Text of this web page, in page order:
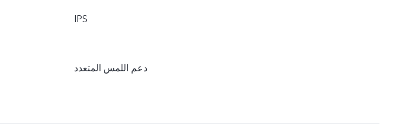
IPS
دعم اللمس المتعدد